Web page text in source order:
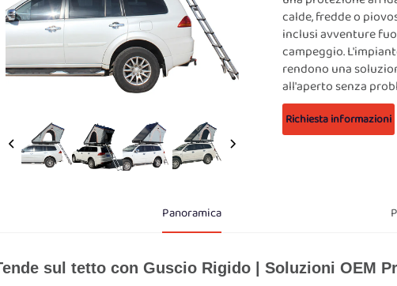
calde, fredde o
inclusi avventure
campeggio.
rendono una
all'aperto senza
Richiesta informazioni
Panoramica
sul tetto con Guscio Rigido | Soluzioni OEM